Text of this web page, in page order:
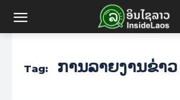
Tag: ການລາຍງານຂ່າວ